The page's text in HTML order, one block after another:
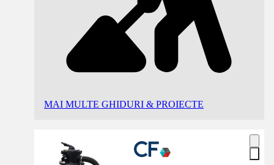
MAI MULTE GHIDURI & PROIECTE